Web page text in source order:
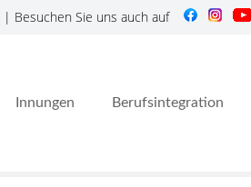
| Besuchen Sie uns auch auf
Innungen Berufsintegration